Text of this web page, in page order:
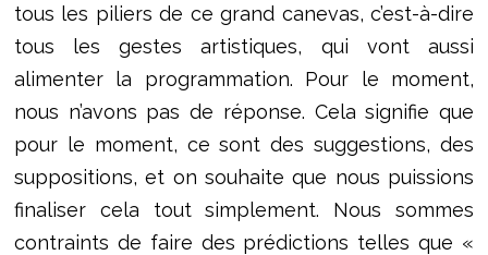
tous les piliers de ce grand canevas, c’est-à-dire
tous les gestes artistiques, qui vont aussi
alimenter la programmation. Pour le moment,
nous n’avons pas de réponse. Cela signifie que
pour le moment, ce sont des suggestions, des
suppositions, et on souhaite que nous puissions
finaliser cela tout simplement. Nous sommes
contraints de faire des prédictions telles que «